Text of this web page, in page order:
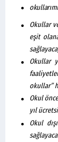
Okullar
eşit
Okullar
okullar”
Okul
yıl
Okul